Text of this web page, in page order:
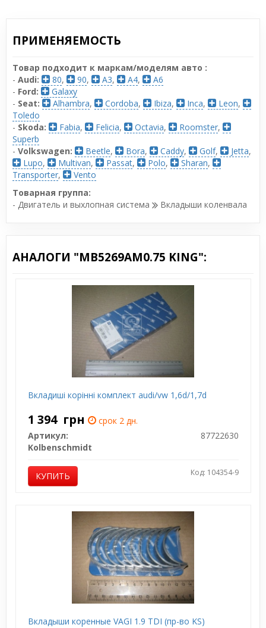
ПРИМЕНЯЕМОСТЬ
Товар подходит к маркам/моделям авто :
- Audi: 80, 90, A3, A4,
A6
- Ford:
Galaxy
- Seat: Alhambra, Cordoba, Ibiza, Inca, Leon,
Toledo
- Skoda: Fabia, Felicia, Octavia, Roomster,
Superb
- Volkswagen: Beetle, Bora, Caddy, Golf, Jetta,
Lupo, Multivan, Passat, Polo, Sharan,
Transporter,
Vento
Товарная группа:
- Двигатель и выхлопная система
Вкладыши коленвала
АНАЛОГИ "MB5269AM0.75 KING":
Вкладиші корінні комплект audi/vw 1,6d/1,7d
1 394 грн
срок 2 дн.
Артикул:
87722630
Kolbenschmidt
КУПИТЬ Код: 104354-9
Вкладыши коренные VAGI 1.9 TDI (пр-во KS)